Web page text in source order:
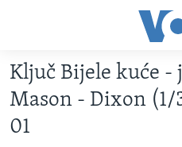
glavni
sadržaj
Pređi
na
TV PROGRAM
Ključ Bijele kuće
Mason - Dixon
01